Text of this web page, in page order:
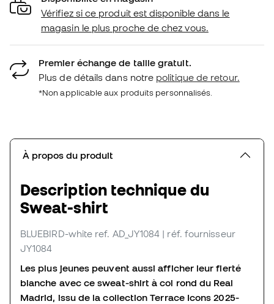
Vérifiez si ce produit est disponible dans le
magasin le plus proche de chez vous.
Premier échange de taille gratuit.
Plus de détails dans notre politique de retour.
*Non applicable aux produits personnalisés.
À propos du produit
Description technique du
Sweat-shirt
BLUEBIRD-white ref. AD_JY1084 | réf. fournisseur
JY1084
Les plus jeunes peuvent aussi afficher leur fierté
blanche avec ce sweat-shirt à col rond du Real
Madrid, issu de la collection Terrace Icons 2025-